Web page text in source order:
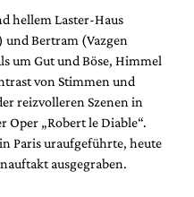
hellem Laster-Haus
und Bertram (Vazgen
um Gut und Böse, Himmel
von Stimmen und
reizvolleren Szenen in
Oper „Robert le Diable“.
Paris uraufgeführte, heute
ausgegraben.